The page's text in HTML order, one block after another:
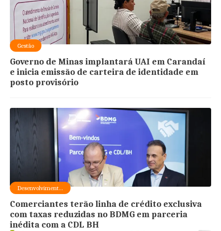
Gestão
Governo de Minas implantará UAI em Carandaí
e inicia emissão de carteira de identidade em
posto provisório
Desenvolviment...
Comerciantes terão linha de crédito exclusiva
com taxas reduzidas no BDMG em parceria
inédita com a CDL BH